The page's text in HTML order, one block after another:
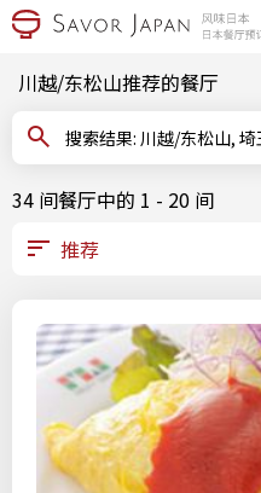
川越/东松山推荐的餐厅
搜索结果: 川越/东松山,
34 间餐厅中的 1 - 20 间